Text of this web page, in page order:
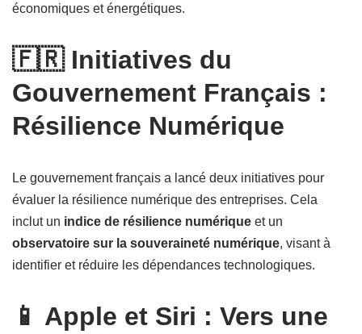
économiques et énergétiques.
🇫🇷 Initiatives du
Gouvernement Français :
Résilience Numérique
Le gouvernement français a lancé deux initiatives pour
évaluer la résilience numérique des entreprises. Cela
inclut un indice de résilience numérique et un
observatoire sur la souveraineté numérique, visant à
identifier et réduire les dépendances technologiques.
📱 Apple et Siri : Vers une